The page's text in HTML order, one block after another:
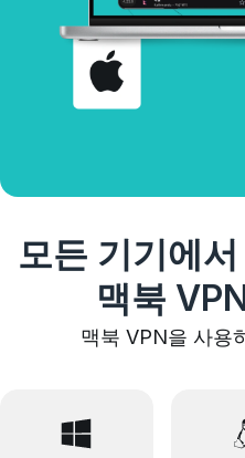
모든 기기에
맥북
맥북 VPN을 사용